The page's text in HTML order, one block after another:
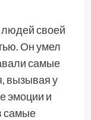
своей
Он умел
самые
вызывая у
эмоции и
самые